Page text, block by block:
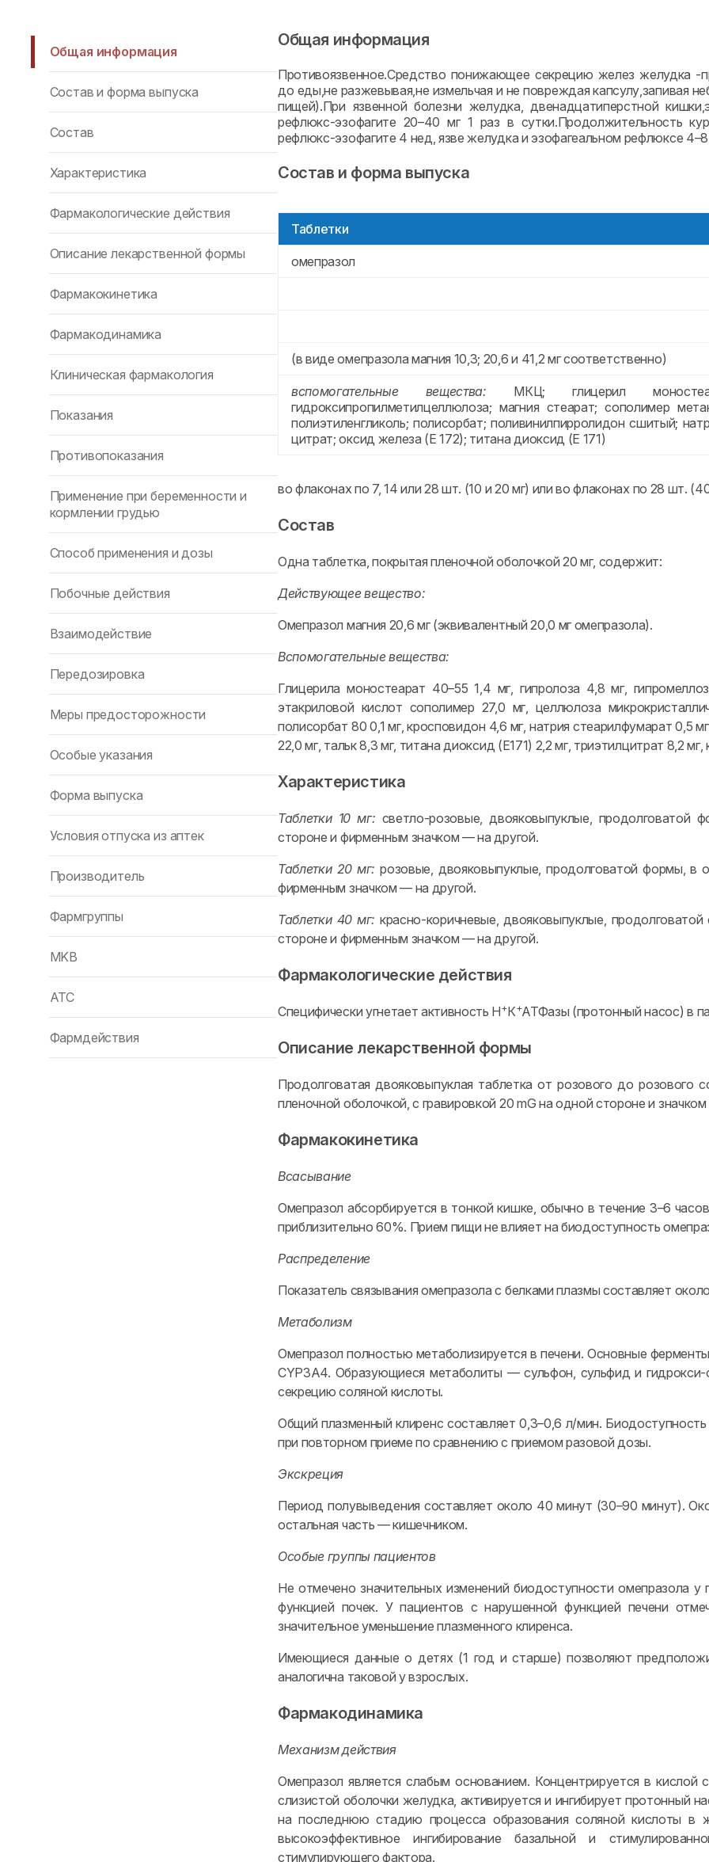
Общая информация
Состав и форма выпуска
Состав
Характеристика
Фармакологические действия
Описание лекарственной формы
Фармакокинетика
Фармакодинамика
Клиническая фармакология
Показания
Противопоказания
Применение при беременности и
кормлении грудью
Способ применения и дозы
Побочные действия
Взаимодействие
Передозировка
Меры предосторожности
Особые указания
Форма выпуска
Условия отпуска из аптек
Производитель
Фармгруппы
MKB
ATC
Фармдействия
Общая информация
Противоязвенное.Средство понижающее секрецию желез желудка -
до еды,не разжевывая,не измельчая и не повреждая капсулу,запивая
пищей).При язвенной болезни желудка, двенадцатиперстной
рефлюкс-эзофагите 20–40 мг 1 раз в сутки.Продолжительность
рефлюкс-эзофагите 4 нед, язве желудка и эзофагеальном рефлюксе
Состав и форма выпуска
Таблетки
омепразол
(в виде омепразола магния 10,3; 20,6 и 41,2 мг соответственно)
вспомогательные вещества: МКЦ; глицерил
гидроксипропилметилцеллюлоза; магния стеарат; сополимер
полиэтиленгликоль; полисорбат; поливинилпирролидон сшитый;
цитрат; оксид железа (E 172); титана диоксид (E 171)
во флаконах по 7, 14 или 28 шт. (10 и 20 мг) или во флаконах по 28 шт.
Состав
Одна таблетка, покрытая пленочной оболочкой 20 мг, содержит:
Действующее вещество:
Омепразол магния 20,6 мг (эквивалентный 20,0 мг омепразола).
Вспомогательные вещества:
Глицерила моностеарат 40–55 1,4 мг, гипролоза 4,8 мг,
этакриловой кислот сополимер 27,0 мг, целлюлоза
полисорбат 80 0,1 мг, кросповидон 4,6 мг, натрия стеарилфумарат 0,5
22,0 мг, тальк 8,3 мг, титана диоксид (E171) 2,2 мг, триэтилцитрат 8,2
Характеристика
Таблетки 10 мг: светло-розовые, двояковыпуклые,
стороне и фирменным значком — на другой.
Таблетки 20 мг: розовые, двояковыпуклые, продолговатой формы, в
фирменным значком — на другой.
Таблетки 40 мг: красно-коричневые, двояковыпуклые,
стороне и фирменным значком — на другой.
Фармакологические действия
Специфически угнетает активность H+К+АТФазы (протонный насос) в
Описание лекарственной формы
Продолговатая двояковыпуклая таблетка от розового до розового
пленочной оболочкой, с гравировкой 20 mG на одной стороне и значком
Фармакокинетика
Всасывание
Омепразол абсорбируется в тонкой кишке, обычно в течение 3–6
приблизительно 60%. Прием пищи не влияет на биодоступность
Распределение
Показатель связывания омепразола с белками плазмы составляет
Метаболизм
Омепразол полностью метаболизируется в печени. Основные
CYP3A4. Образующиеся метаболиты — сульфон, сульфид и гидрокси-
секрецию соляной кислоты.
Общий плазменный клиренс составляет 0,3–0,6 л/мин.
при повторном приеме по сравнению с приемом разовой дозы.
Экскреция
Период полувыведения составляет около 40 минут (30–90 минут).
остальная часть — кишечником.
Особые группы пациентов
Не отмечено значительных изменений биодоступности омепразола
функцией почек. У пациентов с нарушенной функцией печени
значительное уменьшение плазменного клиренса.
Имеющиеся данные о детях (1 год и старше) позволяют
аналогична таковой у взрослых.
Фармакодинамика
Механизм действия
Омепразол является слабым основанием. Концентрируется в кислой
слизистой оболочки желудка, активируется и ингибирует протонный
на последнюю стадию процесса образования соляной кислоты в
высокоэффективное ингибирование базальной и
стимулирующего фактора.